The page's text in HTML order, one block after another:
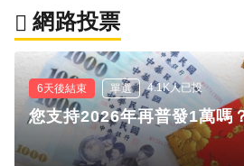
網路投票
6天後結束 單選 4.1K人已投
您支持2026年再普發1萬嗎